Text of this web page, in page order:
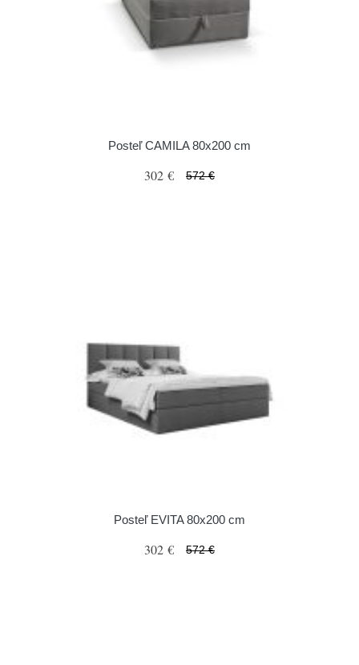
Posteľ CAMILA 80x200 cm
302 € 572 €
Posteľ EVITA 80x200 cm
302 € 572 €